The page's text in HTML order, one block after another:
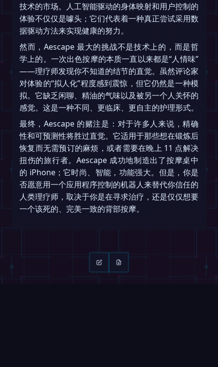
技术的市场。人工智能驱动的身体映射和用户控制的
体验不仅仅是噱头；它们代表着一种真正尝试采用数
据驱动方法来实现健康的努力。
然而，Aescape 最大的挑战不是技术上的，而是哲
学上的。一次出色按摩的本质一直以来都是“人情味”
——理疗师发现你不知道的结节的直觉。虽然评论家
对体验的“拟人化”程度感到震惊，但它仍然是一种模
拟。它缺乏闲聊、精油的气味以及被另一个人关怀的
感觉。这是一种不同、更临床、更自主的护理形式。
最终，Aescape 的赌注是：对于许多人来说，精确
性和可预测性将胜过直觉。它适用于那些想在锻炼后
恢复而无需预订的麻烦，或者需要在晚上 11 点解决
扭伤的旅行者。Aescape 成功地制造出了按摩桌中
的 iPhone；它时尚、智能，功能强大。但是，你是
否愿意用一个应用程序控制的机器人来替代你信任的
人类理疗师，取决于你是在寻求治疗，还是仅仅想要
一个该死的、完美一致的背部按摩。